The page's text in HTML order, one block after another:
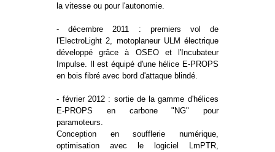
la vitesse ou pour l'autonomie.
- décembre 2011 : premiers vol de
l'ElectroLight 2, motoplaneur ULM électrique
développé grâce à OSEO et l'Incubateur
Impulse. Il est équipé d'une hélice E-PROPS
en bois fibré avec bord d'attaque blindé.
- février 2012 : sortie de la gamme d'hélices
E-PROPS en carbone "NG" pour
paramoteurs.
Conception en soufflerie numérique,
optimisation avec le logiciel LmPTR,